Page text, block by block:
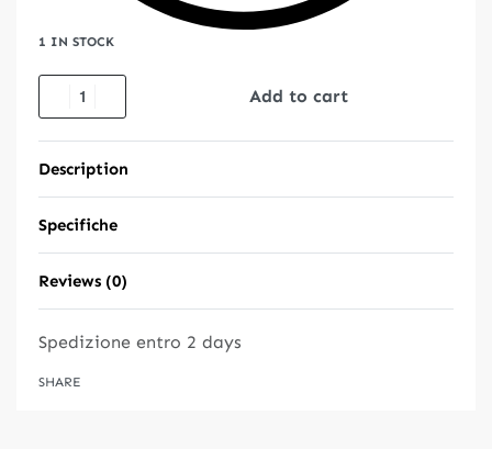
1 IN STOCK
Add to cart
Description
Specifiche
Reviews (0)
Spedizione entro 2 days
SHARE